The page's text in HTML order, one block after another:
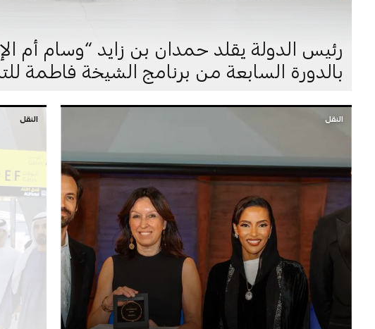
رئيس الدولة يقلد حمدان بن زايد “وسام أم
بالدورة السابعة من برنامج الشيخة فاطمة
النقل النقل